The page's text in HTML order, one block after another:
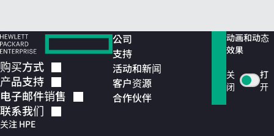
购买方式
产品支持
电子邮件销售
联系我们
关注 HPE
公司
支持
活动和新闻
客户资源
合作伙伴
动画和动态
效果
关
闭
打
开